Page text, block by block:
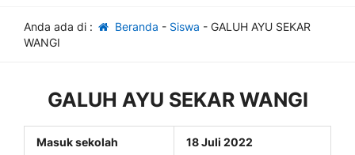
Anda ada di : Beranda - Siswa - GALUH AYU SEKAR
WANGI
GALUH AYU SEKAR WANGI
Masuk sekolah 18 Juli 2022